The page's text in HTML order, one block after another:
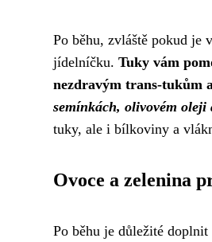
Po běhu, zvláště pokud je
jídelníčku. Tuky vám
nezdravým trans-tukům
semínkách, olivovém oleji
tuky, ale i bílkoviny a
Ovoce a zelenina
Po běhu je důležité